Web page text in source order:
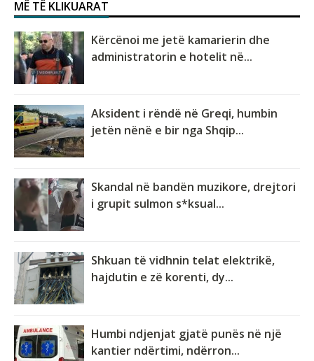
MË TË KLIKUARAT
Kërcënoi me jetë kamarierin dhe
administratorin e hotelit në...
Aksident i rëndë në Greqi, humbin
jetën nënë e bir nga Shqip...
Skandal në bandën muzikore, drejtori
i grupit sulmon s*ksual...
Shkuan të vidhnin telat elektrikë,
hajdutin e zë korenti, dy...
Humbi ndjenjat gjatë punës në një
kantier ndërtimi, ndërron...